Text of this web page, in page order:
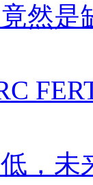
然
，